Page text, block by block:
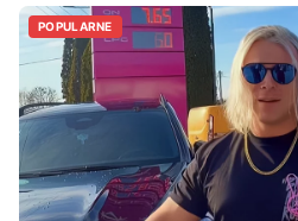
POPULARNE